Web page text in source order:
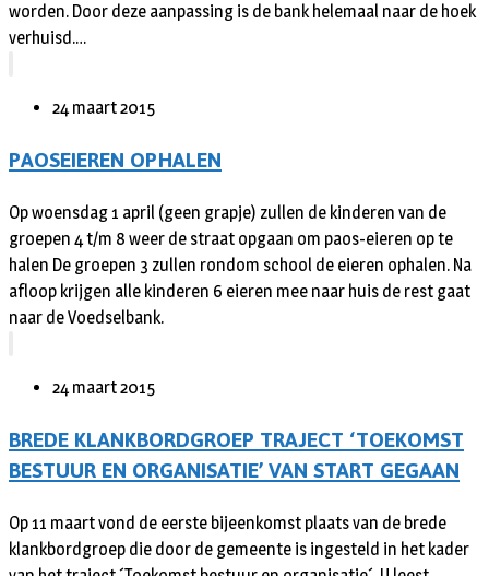
worden. Door deze aanpassing is de bank helemaal naar de hoek
verhuisd.…
24 maart 2015
PAOSEIEREN OPHALEN
Op woensdag 1 april (geen grapje) zullen de kinderen van de
groepen 4 t/m 8 weer de straat opgaan om paos-eieren op te
halen De groepen 3 zullen rondom school de eieren ophalen. Na
afloop krijgen alle kinderen 6 eieren mee naar huis de rest gaat
naar de Voedselbank.
24 maart 2015
BREDE KLANKBORDGROEP TRAJECT ‘TOEKOMST
BESTUUR EN ORGANISATIE’ VAN START GEGAAN
Op 11 maart vond de eerste bijeenkomst plaats van de brede
klankbordgroep die door de gemeente is ingesteld in het kader